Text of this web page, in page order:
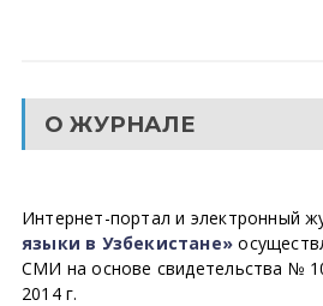
О ЖУРНАЛЕ
Интернет-портал и электронный
языки в Узбекистане»
СМИ на основе свидетельства №
2014 г.